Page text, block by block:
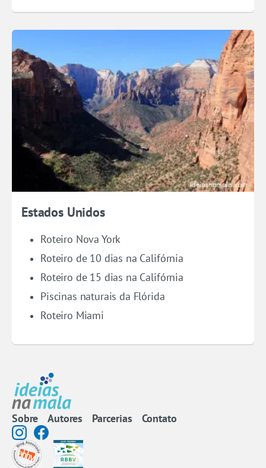
Estados Unidos
Roteiro Nova York
Roteiro de 10 dias na Califórnia
Roteiro de 15 dias na Califórnia
Piscinas naturais da Flórida
Roteiro Miami
Sobre Autores Parcerias Contato